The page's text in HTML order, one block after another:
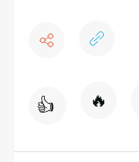
👍 🔥